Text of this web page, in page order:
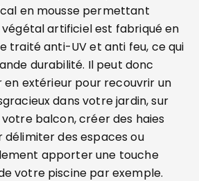
en mousse permettant
végétal artificiel est fabriqué en
traité anti-UV et anti feu, ce qui
durabilité. Il peut donc
en extérieur pour recouvrir un
dans votre jardin, sur
balcon, créer des haies
des espaces ou
apporter une touche
votre piscine par exemple.